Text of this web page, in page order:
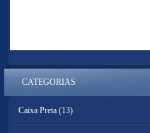
CATEGORIAS
Caixa Preta (13)